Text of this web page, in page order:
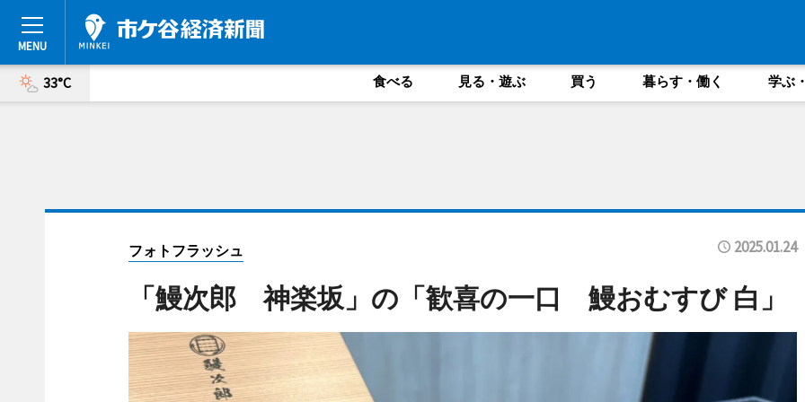
33°C 食べる 見る・遊ぶ 買う 暮らす・働く 学ぶ
フォトフラッシュ 2025.01.24
「鰻次郎 神楽坂」の「歓喜の一口 鰻おむすび 白」